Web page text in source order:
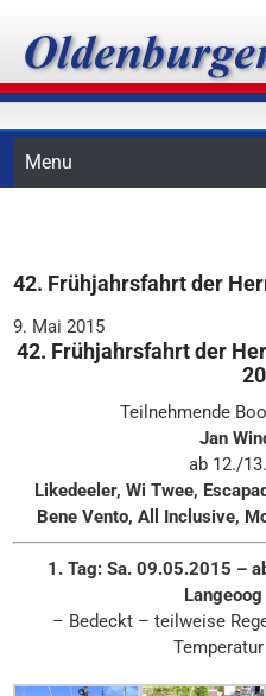
content
Menu
42. Frühjahrsfahrt der
9. Mai 2015
42. Frühjahrsfahrt der
Teilnehmende
Jan
ab 12./
Likedeeler, Wi Twee,
Bene Vento, All Inclusive,
1. Tag: Sa. 09.05.2015 –
– Bedeckt – teilweise